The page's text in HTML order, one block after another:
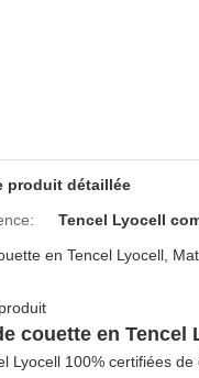
produit détaillée
Tencel Lyocell
en Tencel Lyocell,
couette en Tencel
Lyocell 100% certifiées